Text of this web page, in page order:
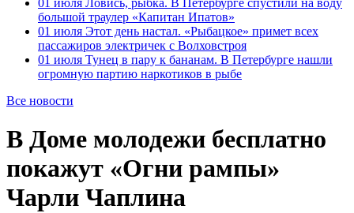
01 июля Ловись, рыбка. В Петербурге спустили на воду
большой траулер «Капитан Ипатов»
01 июля Этот день настал. «Рыбацкое» примет всех
пассажиров электричек с Волховстроя
01 июля Тунец в пару к бананам. В Петербурге нашли
огромную партию наркотиков в рыбе
Все новости
В Доме молодежи бесплатно
покажут «Огни рампы»
Чарли Чаплина